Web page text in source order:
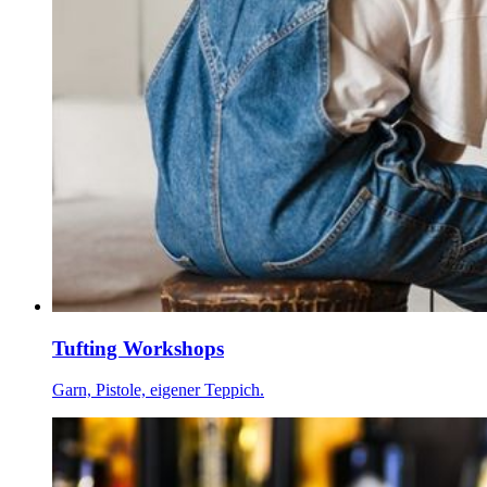
Tufting Workshops
Garn, Pistole, eigener Teppich.